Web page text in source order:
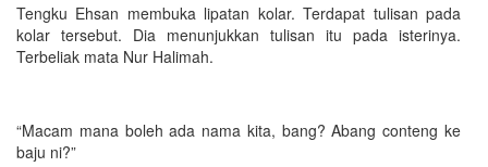
Tengku Ehsan membuka lipatan kolar. Terdapat tulisan pada
kolar tersebut. Dia menunjukkan tulisan itu pada isterinya.
Terbeliak mata Nur Halimah.
“Macam mana boleh ada nama kita, bang? Abang conteng ke
baju ni?”